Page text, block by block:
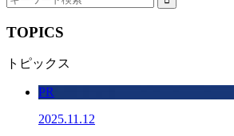
TOPICS
トピックス
PR
2025.11.12